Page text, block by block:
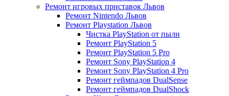
Ремонт игровых приставок Львов
Ремонт Nintendo Львов
Ремонт Playstation Львов
Чистка PlayStation от пыли
Ремонт PlayStation 5
Ремонт PlayStation 5 Pro
Ремонт Sony PlayStation 4
Ремонт Sony PlayStation 4 Pro
Ремонт геймпадов DualSense
Ремонт геймпадов DualShock